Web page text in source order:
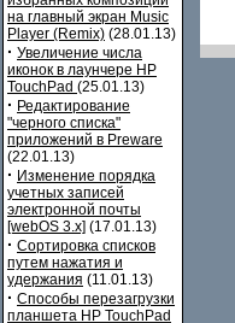
на главный экран Music
Player (Remix) (28.01.13)
· Увеличение числа
иконок в лаунчере HP
TouchPad (25.01.13)
· Редактирование
"черного списка"
приложений в Preware
(22.01.13)
· Изменение порядка
учетных записей
электронной почты
[webOS 3.x] (17.01.13)
· Сортировка списков
путем нажатия и
удержания (11.01.13)
· Способы перезагрузки
планшета HP TouchPad